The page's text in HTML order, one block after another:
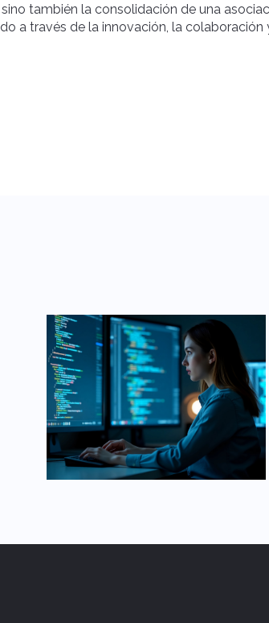
también la consolidación de una
a través de la innovación, la colaboración